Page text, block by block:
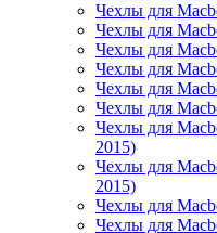
Чехлы для
Чехлы для
Чехлы для
Чехлы для
Чехлы для
Чехлы для
Чехлы для
2015)
Чехлы для
2015)
Чехлы для
Чехлы для